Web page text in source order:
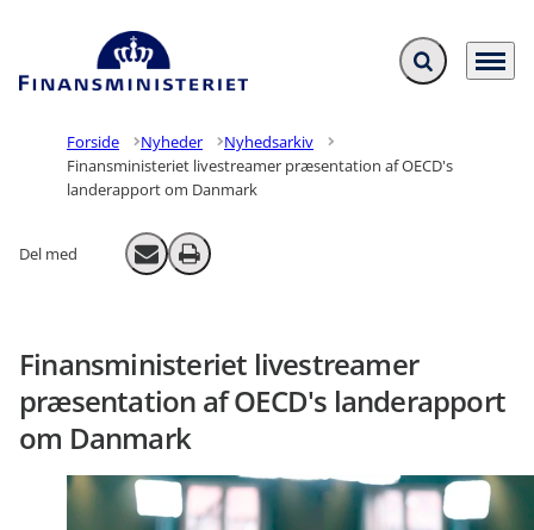
Gå til forsiden Fold søgefelt ud
Menu
Forside Nyheder
Nyhedsarkiv
Finansministeriet livestreamer præsentation af OECD's
landerapport om Danmark
Del med Send email
Print
Finansministeriet livestreamer
præsentation af OECD's landerapport
om Danmark